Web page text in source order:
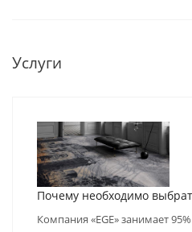
Услуги
Почему необходимо
Компания «EGE» занимает